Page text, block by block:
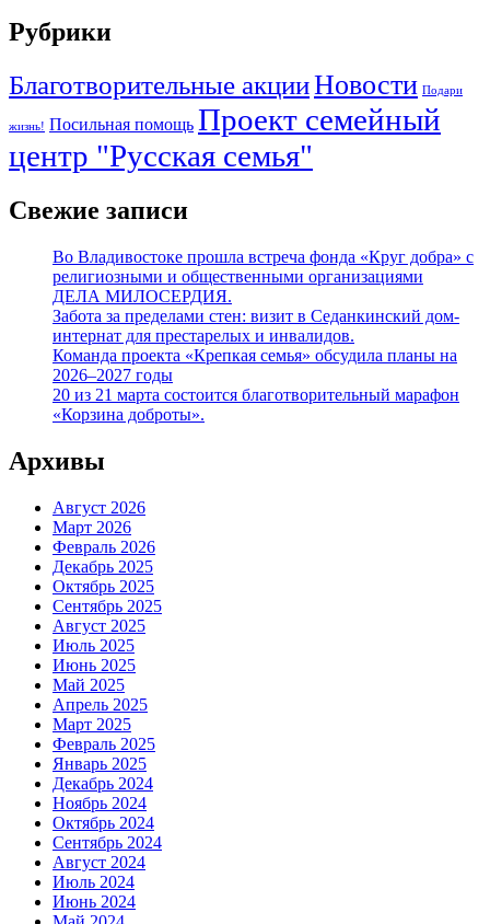
Рубрики
Благотворительные акцииНовости Подари
жизнь! Посильная помощь Проект семейный
центр "Русская семья"
Свежие записи
Во Владивостоке прошла встреча фонда «Круг добра» с
религиозными и общественными организациями
ДЕЛА МИЛОСЕРДИЯ.
Забота за пределами стен: визит в Седанкинский дом-
интернат для престарелых и инвалидов.
Команда проекта «Крепкая семья» обсудила планы на
2026–2027 годы
20 из 21 марта состоится благотворительный марафон
«Корзина доброты».
Архивы
Август 2026
Март 2026
Февраль 2026
Декабрь 2025
Октябрь 2025
Сентябрь 2025
Август 2025
Июль 2025
Июнь 2025
Май 2025
Апрель 2025
Март 2025
Февраль 2025
Январь 2025
Декабрь 2024
Ноябрь 2024
Октябрь 2024
Сентябрь 2024
Август 2024
Июль 2024
Июнь 2024